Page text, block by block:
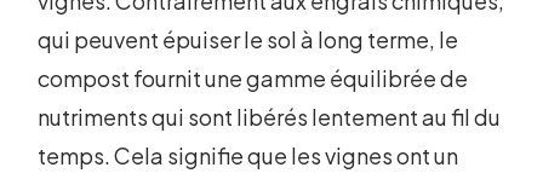
qui peuvent épuiser le sol à long terme, le
compost fournit une gamme équilibrée de
nutriments qui sont libérés lentement au fil du
temps. Cela signifie que les vignes ont un